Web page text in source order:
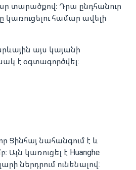
տարածքով։ Դրա ընդհանուր
կառուցելու համար ավելի
այս կայանի
է օգտագործվել:
Ցինհայ նահանգում է և
կառուցել է Huanghe
ներդրում ունենալով: